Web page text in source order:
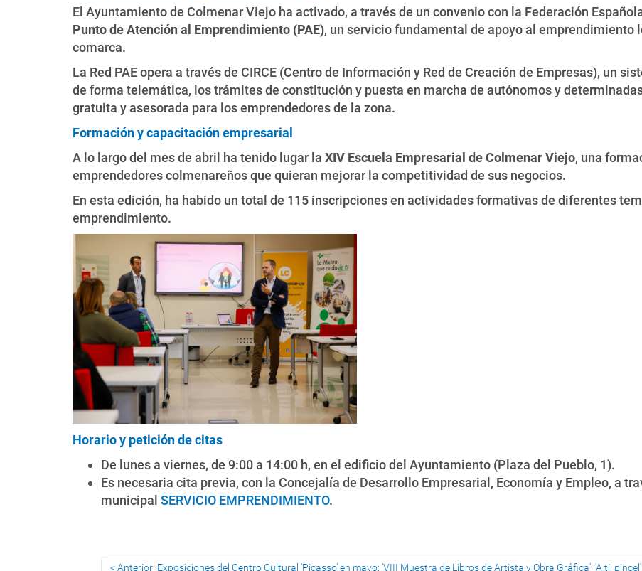
El Ayuntamiento de Colmenar Viejo ha activado, a través de un convenio con la Federación
Punto de Atención al Emprendimiento (PAE), un servicio fundamental de apoyo al emprendimiento
comarca.
La Red PAE opera a través de CIRCE (Centro de Información y Red de Creación de Empresas), un
de forma telemática, los trámites de constitución y puesta en marcha de autónomos y
gratuita y asesorada para los emprendedores de la zona.
Formación y capacitación empresarial
A lo largo del mes de abril ha tenido lugar la XIV Escuela Empresarial de Colmenar Viejo, una
emprendedores colmenareños que quieran mejorar la competitividad de sus negocios.
En esta edición, ha habido un total de 115 inscripciones en actividades formativas de diferentes
emprendimiento.
Horario y petición de citas
De lunes a viernes, de 9:00 a 14:00 h, en el edificio del Ayuntamiento (Plaza del Pueblo, 1).
Es necesaria cita previa, con la Concejalía de Desarrollo Empresarial, Economía y Empleo, a
municipal SERVICIO EMPRENDIMIENTO.
Anterior: Exposiciones del Centro Cultural 'Picasso' en mayo: 'VIII Muestra de Libros de Artista y Obra Gráfica', 'A ti,